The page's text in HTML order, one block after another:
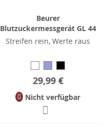
Beurer
Blutzuckermessgerät GL 44
Streifen rein, Werte raus
29,99 €
Nicht verfügbar